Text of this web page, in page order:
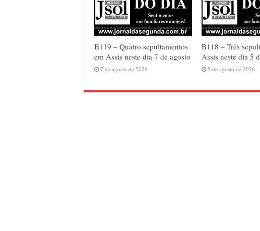
B119 – Quatro sepultamentos
em Assis neste dia 7 de agosto
7 de agosto de 2026
B118 – Três
Assis neste dia 5
5 de agosto de 2026